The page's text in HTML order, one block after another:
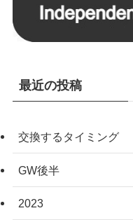
最近の投稿
交換するタイミング
GW後半
2023